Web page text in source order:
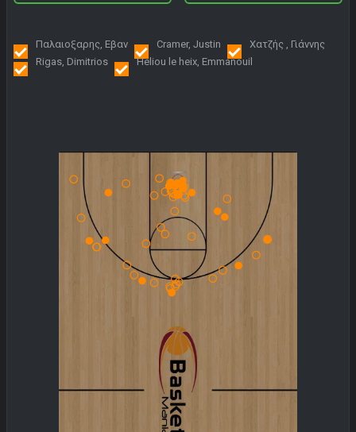
Παλαιοξαρης, Εβαν Cramer, Justin
Χατζής , Γιάννης
Rigas, Dimitrios
Heliou le heix, Emmanouil